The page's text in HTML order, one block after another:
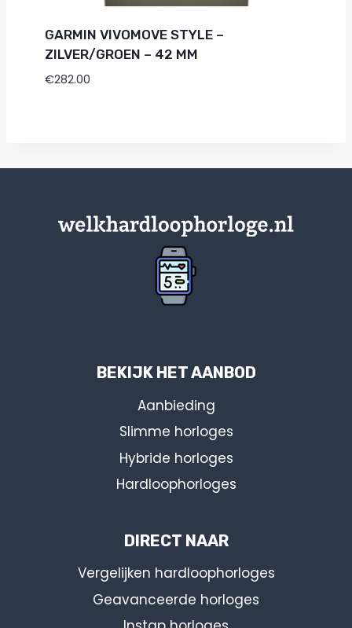
GARMIN VIVOMOVE STYLE –
ZILVER/GROEN – 42 MM
€282.00
BEKIJK HET AANBOD
Aanbieding
Slimme horloges
Hybride horloges
Hardloophorloges
DIRECT NAAR
Vergelijken hardloophorloges
Geavanceerde horloges